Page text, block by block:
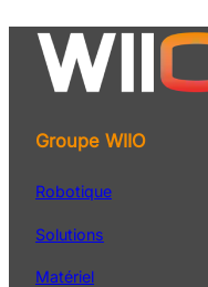
Groupe WIIO
Robotique
Solutions
Matériel